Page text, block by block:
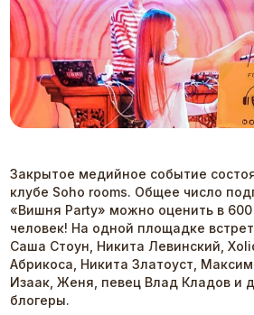
Закрытое медийное событие
клубе Soho rooms. Общее число
«Вишня Party» можно оценить в
человек! На одной площадке
Саша Стоун, Никита Левинский,
Абрикоса, Никита Златоуст,
Изаак, Женя, певец Влад Кладов и
блогеры.